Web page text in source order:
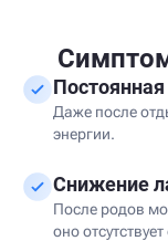
Постоянная
Даже после
энергии.
Снижение
После родов
оно